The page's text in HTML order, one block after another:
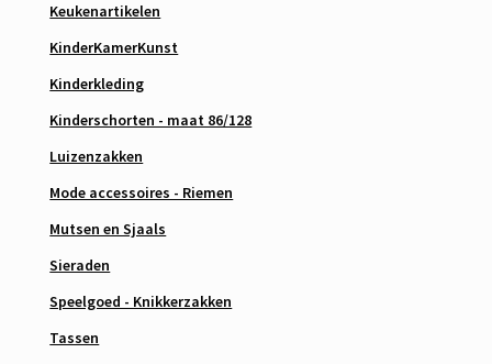
Keukenartikelen
KinderKamerKunst
Kinderkleding
Kinderschorten - maat 86/128
Luizenzakken
Mode accessoires - Riemen
Mutsen en Sjaals
Sieraden
Speelgoed - Knikkerzakken
Tassen